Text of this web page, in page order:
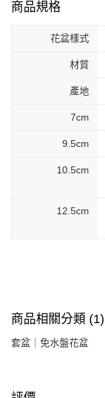
商品規格
花盆樣式
材質
產地
7cm
9.5cm
10.5cm
12.5cm
商品相關分類 (1)
套盆｜免水盤花盆